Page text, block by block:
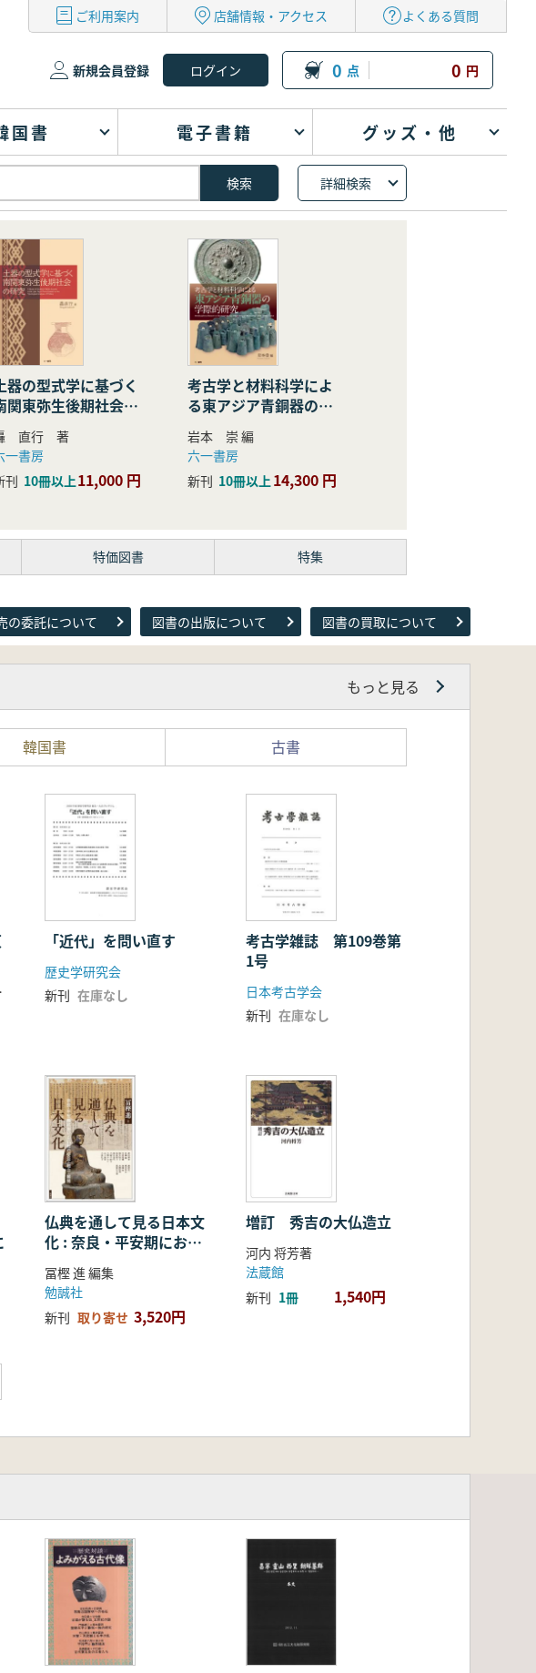
ご利用案内 店舗情報・アクセス よくある質問
新規会員登録 0 点 0 円
国書 電子書籍 グッズ・他
詳細検索
器の型式学に基づく
関東弥生後期社会の
直行 著
一書房
刊 10冊以上11,000 円
考古学と材料科学によ
る東アジア青銅器の学
際的研究
岩本 崇 編
六一書房
新刊 10冊以上14,300 円
特価図書 特集
の委託について 図書の出版について 図書の買取について
もっと見る
韓国書 古書
編
「近代」を問い直す
歴史学研究会
新刊 在庫なし
考古学雑誌 第109巻第
1号
日本考古学会
新刊 在庫なし
仏典を通して見る日本文
化 : 奈良・平安期におけ
る仏教の受容・融合・展
開
冨樫 進 編集
勉誠社
新刊 取り寄せ 3,520円
増訂 秀吉の大仏造立
河内 将芳著
法蔵館
新刊 1冊 1,540円